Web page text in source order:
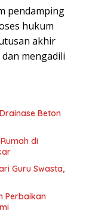
pendamping
hukum
akhir
mengadili
Beton
di
Guru Swasta,
Perbaikan